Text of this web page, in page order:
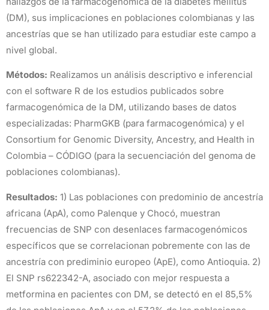
(DM), sus implicaciones en poblaciones colombianas y las
ancestrías que se han utilizado para estudiar este campo a
nivel global.
Métodos: Realizamos un análisis descriptivo e inferencial
con el software R de los estudios publicados sobre
farmacogenómica de la DM, utilizando bases de datos
especializadas: PharmGKB (para farmacogenómica) y el
Consortium for Genomic Diversity, Ancestry, and Health in
Colombia – CÓDIGO (para la secuenciación del genoma de
poblaciones colombianas).
Resultados: 1) Las poblaciones con predominio de ancestría
africana (ApA), como Palenque y Chocó, muestran
frecuencias de SNP con desenlaces farmacogenómicos
específicos que se correlacionan pobremente con las de
ancestría con prediminio europeo (ApE), como Antioquia. 2)
El SNP rs622342-A, asociado con mejor respuesta a
metformina en pacientes con DM, se detectó en el 85,5%